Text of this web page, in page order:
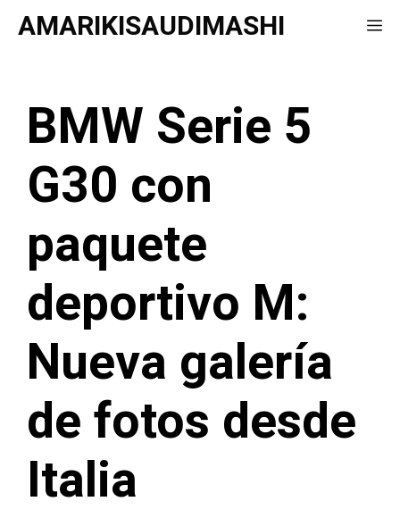
Saltar
AMARIKISAUDIMASHI
BMW Serie 5
G30 con
paquete
deportivo M:
Nueva galería
de fotos desde
Italia